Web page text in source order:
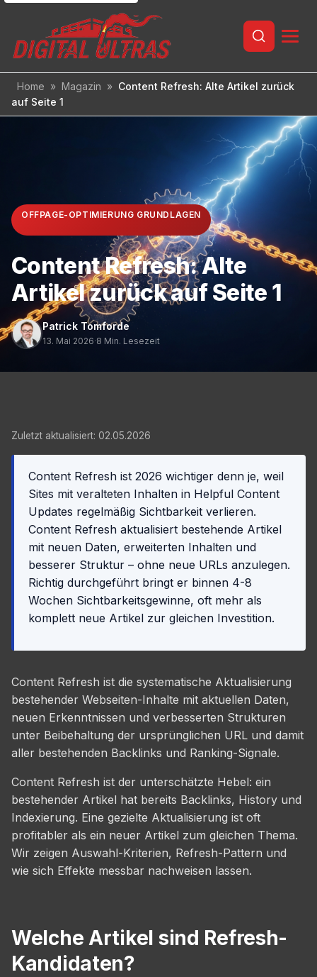
Inhalt
Home » Magazin » Content Refresh: Alte Artikel zurück
auf Seite 1
OFFPAGE-OPTIMIERUNG GRUNDLAGEN
Content Refresh: Alte
Artikel zurück auf Seite 1
Patrick Tomforde
13. Mai 2026·8 Min. Lesezeit
Zuletzt aktualisiert: 02.05.2026
Content Refresh ist 2026 wichtiger denn je, weil
Sites mit veralteten Inhalten in Helpful Content
Updates regelmäßig Sichtbarkeit verlieren.
Content Refresh aktualisiert bestehende Artikel
mit neuen Daten, erweiterten Inhalten und
besserer Struktur – ohne neue URLs anzulegen.
Richtig durchgeführt bringt er binnen 4-8
Wochen Sichtbarkeitsgewinne, oft mehr als
komplett neue Artikel zur gleichen Investition.
Content Refresh ist die systematische Aktualisierung
bestehender Webseiten-Inhalte mit aktuellen Daten,
neuen Erkenntnissen und verbesserten Strukturen
unter Beibehaltung der ursprünglichen URL und damit
aller bestehenden Backlinks und Ranking-Signale.
Content Refresh ist der unterschätzte Hebel: ein
bestehender Artikel hat bereits Backlinks, History und
Indexierung. Eine gezielte Aktualisierung ist oft
profitabler als ein neuer Artikel zum gleichen Thema.
Wir zeigen Auswahl-Kriterien, Refresh-Pattern und
wie sich Effekte messbar nachweisen lassen.
Welche Artikel sind Refresh-
Kandidaten?